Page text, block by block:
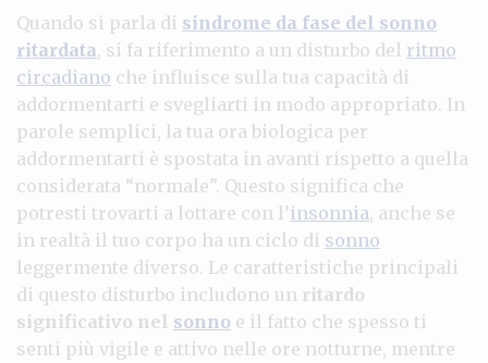
Quando si parla di sindrome da fase del sonno
ritardata, si fa riferimento a un disturbo del ritmo
circadiano che influisce sulla tua capacità di
addormentarti e svegliarti in modo appropriato. In
parole semplici, la tua ora biologica per
addormentarti è spostata in avanti rispetto a quella
considerata “normale”. Questo significa che
potresti trovarti a lottare con l’insonnia, anche se
in realtà il tuo corpo ha un ciclo di sonno
leggermente diverso. Le caratteristiche principali
di questo disturbo includono un ritardo
significativo nel sonno e il fatto che spesso ti
senti più vigile e attivo nelle ore notturne, mentre